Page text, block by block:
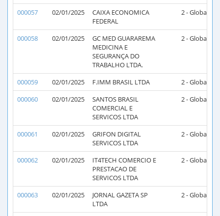
000057 02/01/2025
CAIXA ECONOMICA
FEDERAL
2 - Global
000058 02/01/2025
GC MED GUARAREMA
MEDICINA E
SEGURANÇA DO
TRABALHO LTDA.
2 - Global
000059 02/01/2025 F.IMM BRASIL LTDA 2 - Global
000060
02/01/2025
SANTOS BRASIL
COMERCIAL E
SERVICOS LTDA
2 - Global
000061 02/01/2025
GRIFON DIGITAL
SERVICOS LTDA
2 - Global
000062 02/01/2025
IT4TECH COMERCIO E
PRESTACAO DE
SERVICOS LTDA
2 - Global
000063 02/01/2025
JORNAL GAZETA SP
LTDA
2 - Global